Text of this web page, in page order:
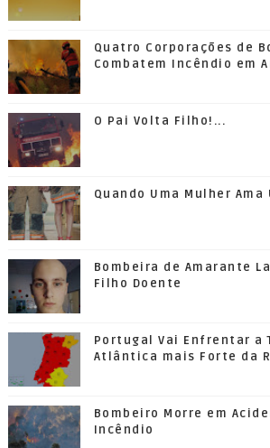
Quatro Corporações de
Combatem Incêndio em
O Pai Volta Filho!...
Quando Uma Mulher Ama
Bombeira de Amarante
Filho Doente
Portugal Vai Enfrentar a
Atlântica mais Forte da
Bombeiro Morre em
Incêndio